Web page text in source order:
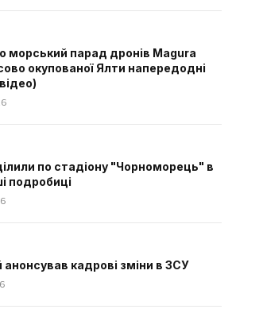
морський парад дронів Magura
окупованої Ялти напередодні
по стадіону "Чорноморець" в
подробиці
анонсував кадрові зміни в ЗСУ